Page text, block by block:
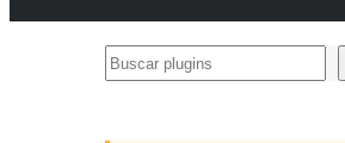
Buscar